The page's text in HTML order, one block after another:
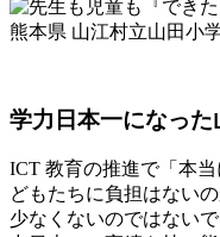
学力日本一になっ
ICT 教育の推進で「本
どもたちに負担はない
少なくないのではない